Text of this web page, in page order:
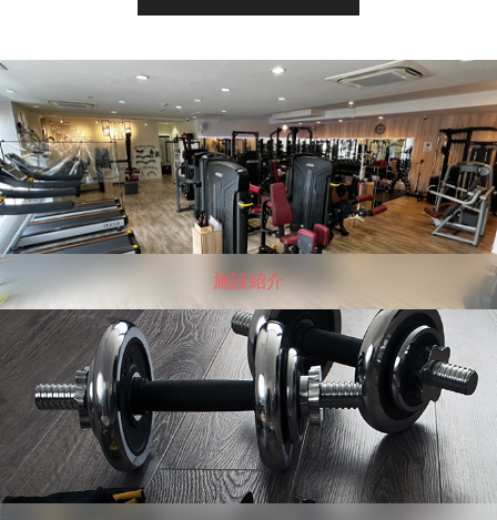
施設紹介